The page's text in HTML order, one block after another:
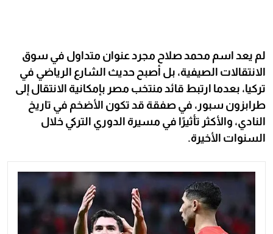
لم يعد اسم محمد صلاح مجرد عنوان متداول في سوق
الانتقالات الصيفية، بل أصبح حديث الشارع الرياضي في
تركيا، بعدما ارتبط قائد منتخب مصر بإمكانية الانتقال إلى
طرابزون سبور، في صفقة قد تكون الأضخم في تاريخ
النادي، والأكثر تأثيرًا في مسيرة الدوري التركي خلال
السنوات الأخيرة.